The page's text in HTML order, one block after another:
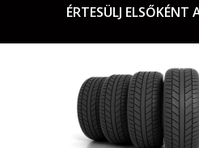
ÉRTESÜLJ ELSŐKÉNT